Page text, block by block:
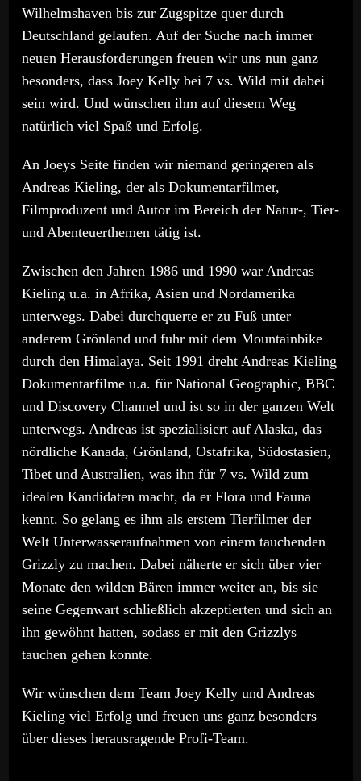
Wilhelmshaven bis zur Zugspitze quer durch
Deutschland gelaufen. Auf der Suche nach immer
neuen Herausforderungen freuen wir uns nun ganz
besonders, dass Joey Kelly bei 7 vs. Wild mit dabei
sein wird. Und wünschen ihm auf diesem Weg
natürlich viel Spaß und Erfolg.
An Joeys Seite finden wir niemand geringeren als
Andreas Kieling, der als Dokumentarfilmer,
Filmproduzent und Autor im Bereich der Natur-, Tier-
und Abenteuerthemen tätig ist.
Zwischen den Jahren 1986 und 1990 war Andreas
Kieling u.a. in Afrika, Asien und Nordamerika
unterwegs. Dabei durchquerte er zu Fuß unter
anderem Grönland und fuhr mit dem Mountainbike
durch den Himalaya. Seit 1991 dreht Andreas Kieling
Dokumentarfilme u.a. für National Geographic, BBC
und Discovery Channel und ist so in der ganzen Welt
unterwegs. Andreas ist spezialisiert auf Alaska, das
nördliche Kanada, Grönland, Ostafrika, Südostasien,
Tibet und Australien, was ihn für 7 vs. Wild zum
idealen Kandidaten macht, da er Flora und Fauna
kennt. So gelang es ihm als erstem Tierfilmer der
Welt Unterwasseraufnahmen von einem tauchenden
Grizzly zu machen. Dabei näherte er sich über vier
Monate den wilden Bären immer weiter an, bis sie
seine Gegenwart schließlich akzeptierten und sich an
ihn gewöhnt hatten, sodass er mit den Grizzlys
tauchen gehen konnte.
Wir wünschen dem Team Joey Kelly und Andreas
Kieling viel Erfolg und freuen uns ganz besonders
über dieses herausragende Profi-Team.